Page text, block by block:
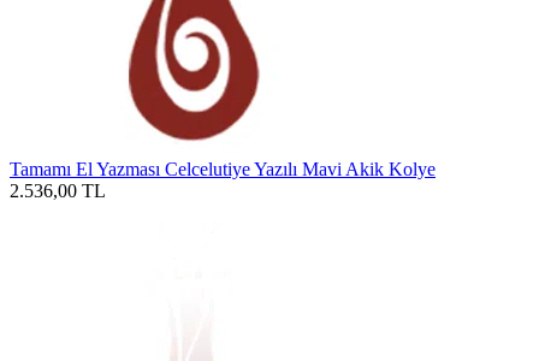
Tamamı El Yazması Celcelutiye Yazılı Mavi Akik Kolye
2.536,00 TL